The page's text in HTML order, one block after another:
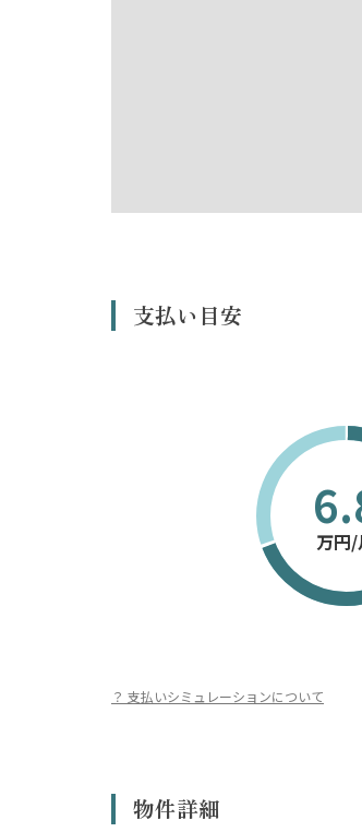
支払い目安
万円/
？ 支払いシミュレーションについて
ります。
※本シミュレーションは、変動金利1.0%
物件詳細